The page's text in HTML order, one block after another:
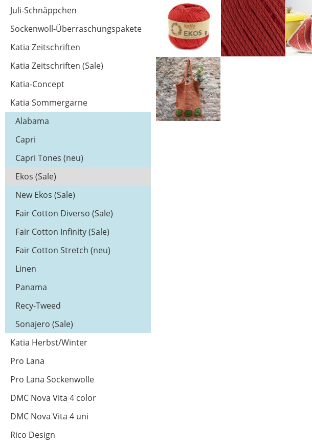
Juli-Schnäppchen
Sockenwoll-Überraschungspakete
Katia Zeitschriften
Katia Zeitschriften (Sale)
Katia-Concept
Katia Sommergarne
Alabama
Capri
Capri Tones (neu)
Ekos (Sale)
New Ekos (Sale)
Fair Cotton Diverso (Sale)
Fair Cotton Infinity (Sale)
Fair Cotton Stretch (neu)
Linen
Panama
Recy-Tweed
Sonajero (Sale)
Katia Herbst/Winter
Pro Lana
Pro Lana Sockenwolle
DMC Nova Vita 4 color
DMC Nova Vita 4 uni
Rico Design